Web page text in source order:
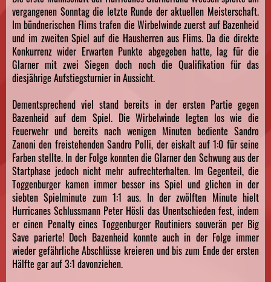
vergangenen Sonntag die letzte Runde der aktuellen Meisterschaft.
Im bündnerischen Flims trafen die Wirbelwinde zuerst auf Bazenheid
und im zweiten Spiel auf die Hausherren aus Flims. Da die direkte
Konkurrenz wider Erwarten Punkte abgegeben hatte, lag für die
Glarner mit zwei Siegen doch noch die Qualifikation für das
diesjährige Aufstiegsturnier in Aussicht.
Dementsprechend viel stand bereits in der ersten Partie gegen
Bazenheid auf dem Spiel. Die Wirbelwinde legten los wie die
Feuerwehr und bereits nach wenigen Minuten bediente Sandro
Zanoni den freistehenden Sandro Polli, der eiskalt auf 1:0 für seine
Farben stellte. In der Folge konnten die Glarner den Schwung aus der
Startphase jedoch nicht mehr aufrechterhalten. Im Gegenteil, die
Toggenburger kamen immer besser ins Spiel und glichen in der
siebten Spielminute zum 1:1 aus. In der zwölften Minute hielt
Hurricanes Schlussmann Peter Hösli das Unentschieden fest, indem
er einen Penalty eines Toggenburger Routiniers souverän per Big
Save parierte! Doch Bazenheid konnte auch in der Folge immer
wieder gefährliche Abschlüsse kreieren und bis zum Ende der ersten
Hälfte gar auf 3:1 davonziehen.